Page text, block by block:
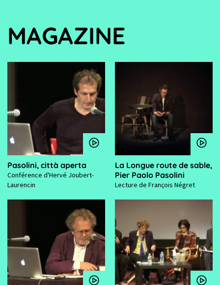
MAGAZINE
Pasolini, città aperta
Conférence d'Hervé Joubert-
Laurencin
La Longue route de sable,
Pier Paolo Pasolini
Lecture de François Négret